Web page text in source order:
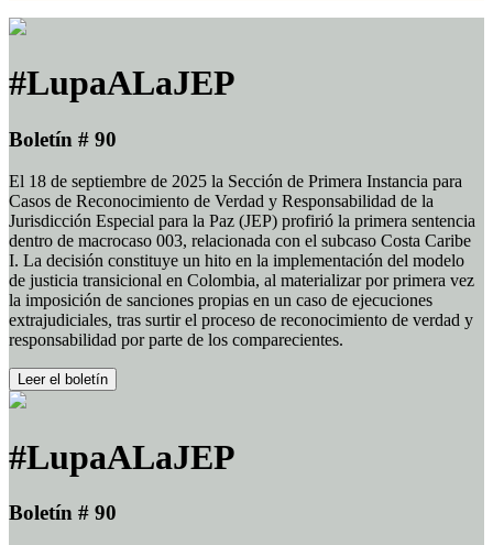
#LupaALaJEP
Boletín # 90
El 18 de septiembre de 2025 la Sección de Primera Instancia para
Casos de Reconocimiento de Verdad y Responsabilidad de la
Jurisdicción Especial para la Paz (JEP) profirió la primera sentencia
dentro de macrocaso 003, relacionada con el subcaso Costa Caribe
I. La decisión constituye un hito en la implementación del modelo
de justicia transicional en Colombia, al materializar por primera vez
la imposición de sanciones propias en un caso de ejecuciones
extrajudiciales, tras surtir el proceso de reconocimiento de verdad y
responsabilidad por parte de los comparecientes.
Leer el boletín
#LupaALaJEP
Boletín # 90